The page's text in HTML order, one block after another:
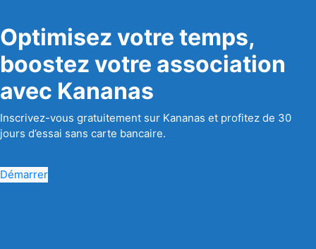
Optimisez votre temps,
boostez votre association
avec Kananas
Inscrivez-vous gratuitement sur Kananas et profitez de 30
jours d’essai sans carte bancaire.
Démarrer